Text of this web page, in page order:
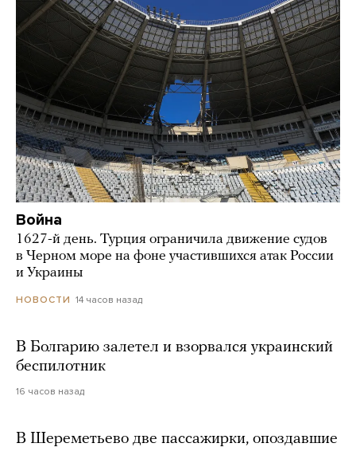
Война
1627-й день. Турция ограничила движение судов
в Черном море на фоне участившихся атак России
и Украины
НОВОСТИ 14 часов назад
В Болгарию залетел и взорвался украинский
беспилотник
16 часов назад
В Шереметьево две пассажирки, опоздавшие